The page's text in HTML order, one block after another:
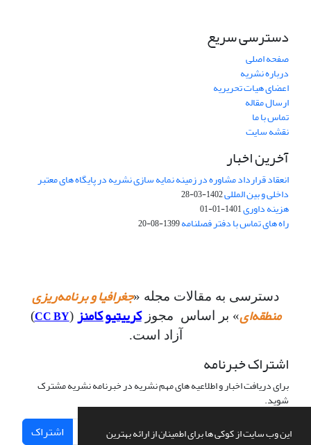
این وب سایت از کوکی ها برای اطمینان از ارائه بهترین
دسترسی سریع
صفحه اصلی
درباره نشریه
اعضای هیات تحریریه
ارسال مقاله
تماس با ما
نقشه سایت
آخرین اخبار
انعقاد قرارداد مشاوره در زمینه نمایه سازی نشریه در پایگاه های معتبر
داخلی و بین المللی1402-03-28
هزینه داوری1401-01-01
راه های تماس با دفتر فصلنامه1399-08-20
دسترسی به مقالات مجله «جغرافیا و برنامه‌ریزی
منطقه‌ای» بر اساس مجوزکرییتیو کامنز (
CC BY
)
آزاد است.
اشتراک خبرنامه
برای دریافت اخبار و اطلاعیه های مهم نشریه در خبرنامه نشریه مشترک
شوید.
اشتراک